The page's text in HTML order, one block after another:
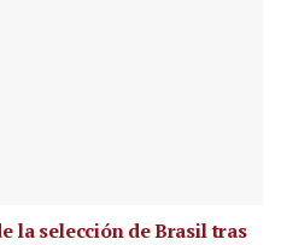
la selección de Brasil tras